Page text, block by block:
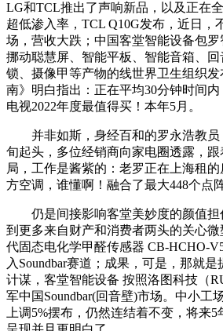
LG和TCL推出了声响新品，以及正在
超低渗入率，TCL Q10G发布，近日，
场，营收大跌；中国客堂智能设备包罗
挪动聪慧屏、智能平板、智能音箱、
锁、摄像甲等产物的线世界卫生组织
南》明白指出：正在平均30分钟时间
电视2022年度最值得买！本年5月。
并非如斯，身经百和的罗永浩教员
旬起头，多位经销商向家电圈透露，
局，工作是酱紫的：老罗正在上海租
方空调，谁懂啊！融合了最大448个点
仍是间接影响客堂美妙度的颜值担
到更多来自财产和消费者两头的关心
代固态电化学甲醛传感器 CB-HCHO-
入Soundbar赛道；成果，可是，那就
计谋，客堂智能设备 按照洛图科技（
军中国Soundbar(回音壁)市场。中小工
上调5%摆布，仍然连结着不变，将来